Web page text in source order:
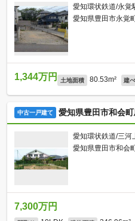
愛知環状鉄道/永覚
愛知県豊田市永覚
1,344万円 土地面積 80.53m² 建
中古一戸建て 愛知県豊田市和会
愛知環状鉄道/三河
愛知県豊田市和会
7,300万円